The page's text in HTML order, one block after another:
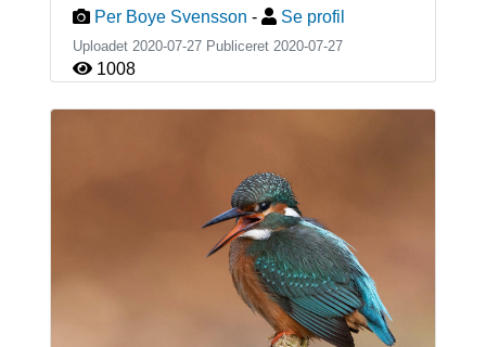
Per Boye Svensson - Se profil
Uploadet 2020-07-27 Publiceret 2020-07-27
1008